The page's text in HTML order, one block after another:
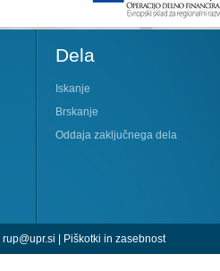
Dela
Iskanje
Brskanje
Oddaja zaključnega dela
rup@upr.si | Piškotki in zasebnost